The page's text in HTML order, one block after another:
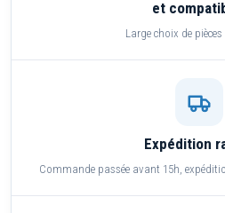
et
Large choix de
Expédition
Commande passée avant 15h,